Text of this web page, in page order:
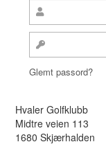
Glemt passord?
Hvaler Golfklubb
Midtre veien 113
1680 Skjærhalden